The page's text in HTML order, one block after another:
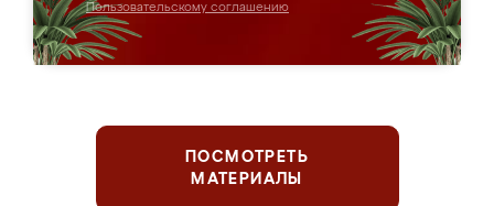
Пользовательскому соглашению
ПОСМОТРЕТЬ
МАТЕРИАЛЫ